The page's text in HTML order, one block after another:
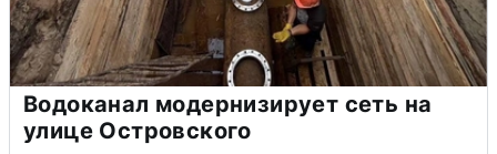
Водоканал модернизирует сеть на
улице Островского